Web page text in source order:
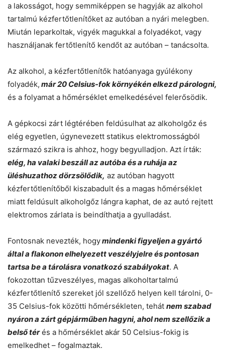
a lakosságot, hogy semmiképpen se hagyják az alkohol
tartalmú kézfertőtlenítőket az autóban a nyári melegben.
Miután leparkoltak, vigyék magukkal a folyadékot, vagy
használjanak fertőtlenítő kendőt az autóban – tanácsolta.
Az alkohol, a kézfertőtlenítők hatóanyaga gyúlékony
folyadék, már 20 Celsius-fok környékén elkezd párologni,
és a folyamat a hőmérséklet emelkedésével felerősödik.
A gépkocsi zárt légtérében feldúsulhat az alkoholgőz és
elég egyetlen, úgynevezett statikus elektromosságból
származó szikra is ahhoz, hogy begyulladjon. Azt írták:
elég, ha valaki beszáll az autóba és a ruhája az
üléshuzathoz dörzsölődik, az autóban hagyott
kézfertőtlenítőből kiszabadult és a magas hőmérséklet
miatt feldúsult alkoholgőz lángra kaphat, de az autó rejtett
elektromos zárlata is beindíthatja a gyulladást.
Fontosnak nevezték, hogymindenki figyeljen a gyártó
által a flakonon elhelyezett veszélyjelre és pontosan
tartsa be a tárolásra vonatkozó szabályokat. A
fokozottan tűzveszélyes, magas alkoholtartalmú
kézfertőtlenítő szereket jól szellőző helyen kell tárolni, 0-
35 Celsius-fok közötti hőmérsékleten, tehát nem szabad
nyáron a zárt gépjárműben hagyni, ahol nem szellőzik a
belső térés a hőmérséklet akár 50 Celsius-fokig is
emelkedhet – fogalmaztak.